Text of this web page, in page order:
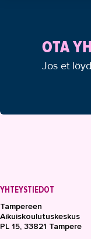
OTA
Jos et
YHTEYSTIEDOT
Tampereen
Aikuiskoulutuskeskus
PL 15, 33821 Tampere